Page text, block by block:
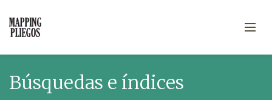
Búsquedas e índices